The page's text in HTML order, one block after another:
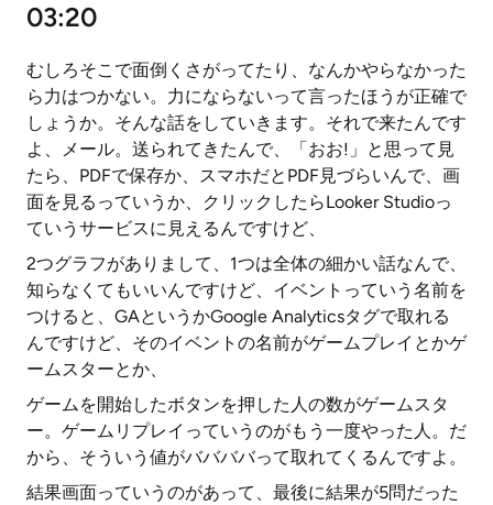
03:20
むしろそこで面倒くさがってたり、なんかやらなかった
ら力はつかない。力にならないって言ったほうが正確で
しょうか。そんな話をしていきます。それで来たんです
よ、メール。送られてきたんで、「おお!」と思って見
たら、PDFで保存か、スマホだとPDF見づらいんで、画
面を見るっていうか、クリックしたらLooker Studioっ
ていうサービスに見えるんですけど、
2つグラフがありまして、1つは全体の細かい話なんで、
知らなくてもいいんですけど、イベントっていう名前を
つけると、GAというかGoogle Analyticsタグで取れる
んですけど、そのイベントの名前がゲームプレイとかゲ
ームスターとか、
ゲームを開始したボタンを押した人の数がゲームスタ
ー。ゲームリプレイっていうのがもう一度やった人。だ
から、そういう値がババババって取れてくるんですよ。
結果画面っていうのがあって、最後に結果が5問だった